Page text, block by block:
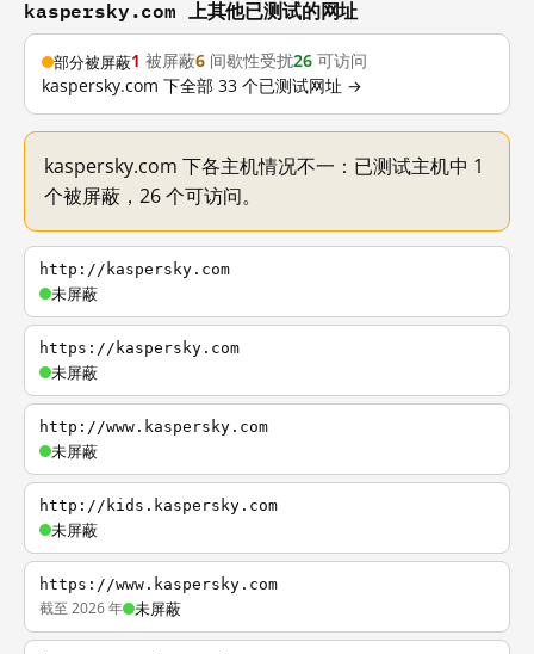
kaspersky.com 上其他已测试的网址
部分被屏蔽1 被屏蔽6 间歇性受扰26 可访问
kaspersky.com 下全部 33 个已测试网址 →
kaspersky.com 下各主机情况不一：已测试主机中 1
个被屏蔽，26 个可访问。
http://kaspersky.com
未屏蔽
https://kaspersky.com
未屏蔽
http://www.kaspersky.com
未屏蔽
http://kids.kaspersky.com
未屏蔽
https://www.kaspersky.com
截至 2026 年 未屏蔽